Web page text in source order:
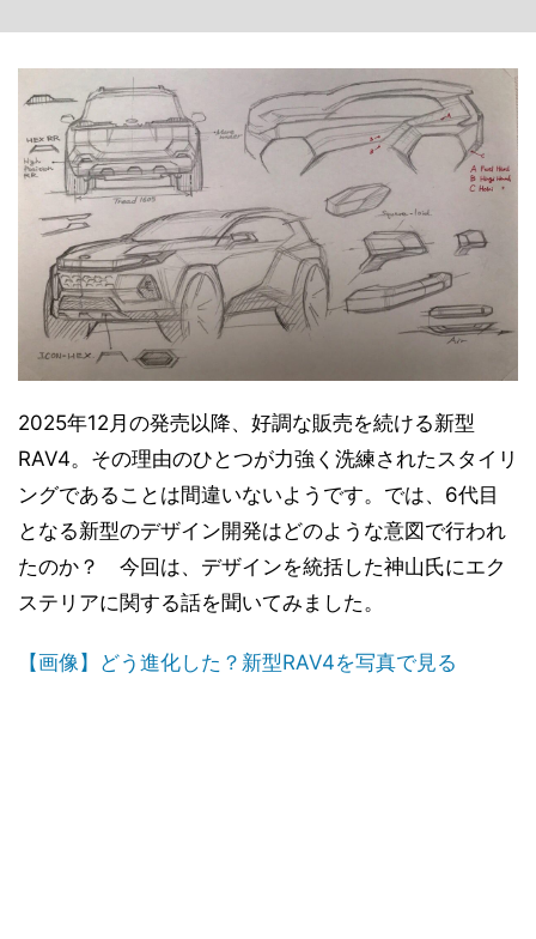
2025年12月の発売以降、好調な販売を続ける新型
RAV4。その理由のひとつが力強く洗練されたスタイリ
ングであることは間違いないようです。では、6代目
となる新型のデザイン開発はどのような意図で行われ
たのか？ 今回は、デザインを統括した神山氏にエク
ステリアに関する話を聞いてみました。
【画像】どう進化した？新型RAV4を写真で見る